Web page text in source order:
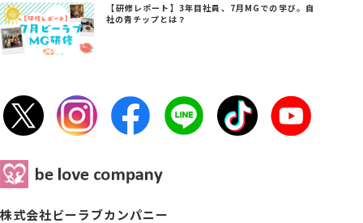
【研修レポート】3年目社員、7月MGでの学び。自
社の青チップとは？
株式会社ビーラブカンパニー